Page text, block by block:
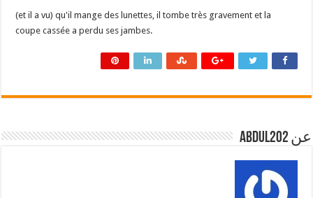
(et il a vu) qu'il mange des lunettes, il tombe très gravement et la
coupe cassée a perdu ses jambes.
عن abdul202